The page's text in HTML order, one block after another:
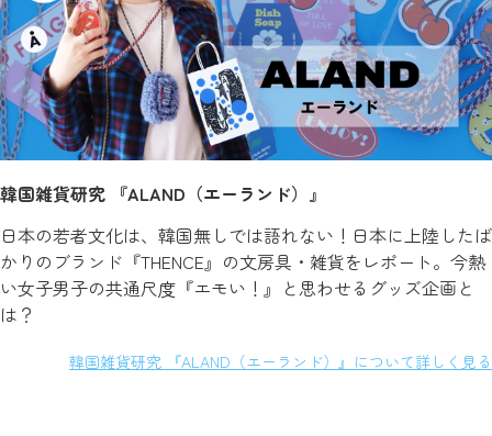
韓国雑貨研究 『ALAND（エーランド）』
日本の若者文化は、韓国無しでは語れない！日本に上陸したば
かりのブランド『THENCE』の文房具・雑貨をレポート。今熱
い女子男子の共通尺度『エモい！』と思わせるグッズ企画と
は？
韓国雑貨研究 『ALAND（エーランド）』について詳しく見る